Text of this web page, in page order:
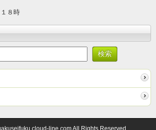
８時
line.com All Rights Reserved.